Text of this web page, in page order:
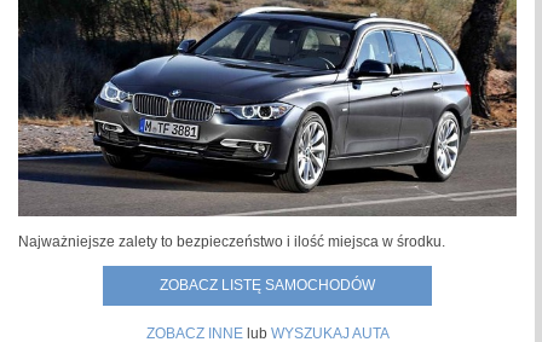
Najważniejsze zalety to bezpieczeństwo i ilość miejsca w środku.
ZOBACZ LISTĘ SAMOCHODÓW
ZOBACZ INNElub WYSZUKAJ AUTA